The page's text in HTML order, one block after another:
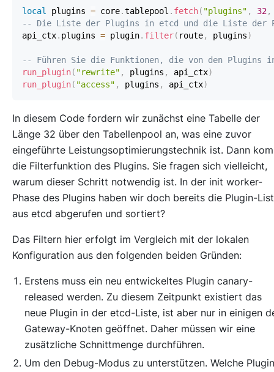
local plugins = core.tablepool . fetch( "plugins" , 32,
-- Die Liste der Plugins in etcd und die Liste der
api_ctx. plugins = plugin. filter( route, plugins)
-- Führen Sie die Funktionen, die von den Plugins in
run_plugin( "rewrite" , plugins , api_ctx)
run_plugin( "access" , plugins , api_ctx)
In diesem Code fordern wir zunächst eine Tabelle der
Länge 32 über den Tabellenpool an, was eine zuvor
eingeführte Leistungsoptimierungstechnik ist. Dann
die Filterfunktion des Plugins. Sie fragen sich vielleicht,
warum dieser Schritt notwendig ist. In der init worker-
Phase des Plugins haben wir doch bereits die Plugin-
aus etcd abgerufen und sortiert?
Das Filtern hier erfolgt im Vergleich mit der lokalen
Konfiguration aus den folgenden beiden Gründen:
Erstens muss ein neu entwickeltes Plugin canary-
released werden. Zu diesem Zeitpunkt existiert das
neue Plugin in der etcd-Liste, ist aber nur in einigen
Gateway-Knoten geöffnet. Daher müssen wir eine
zusätzliche Schnittmenge durchführen.
Um den Debug-Modus zu unterstützen. Welche